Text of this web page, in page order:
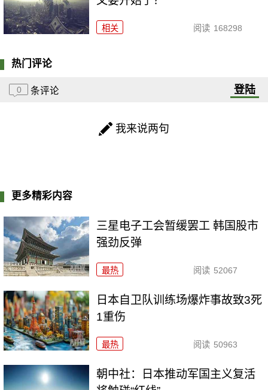
相关 阅读 168298
热门评论
0 条评论 登陆
我来说两句
更多精彩内容
三星电子工会暂缓罢工 韩国股市
强劲反弹
最热 阅读 52067
日本自卫队训练场爆炸事故致3死
1重伤
最热 阅读 50963
朝中社：日本推动军国主义复活